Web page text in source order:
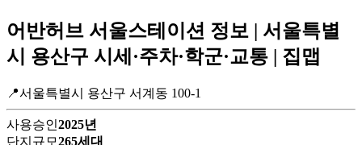
어반허브 서울스테이션 정보 | 서울특별
시 용산구 시세·주차·학군·교통 | 집맵
📍서울특별시 용산구 서계동 100-1
사용승인2025년
단지규모265세대